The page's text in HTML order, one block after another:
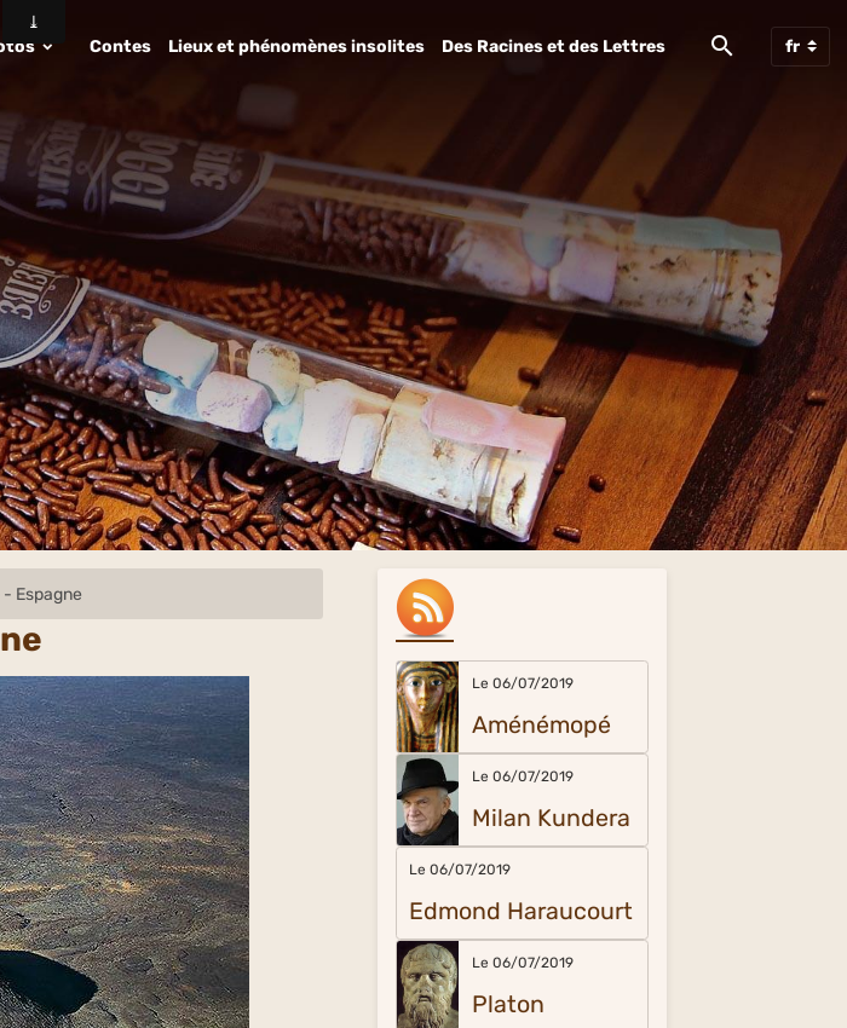
Contes Lieux et phénomènes insolites Des Racines et des Lettres
Espagne
Le 06/07/2019
Aménémopé
Le 06/07/2019
Milan Kundera
Le 06/07/2019
Edmond Haraucourt
Le 06/07/2019
Platon